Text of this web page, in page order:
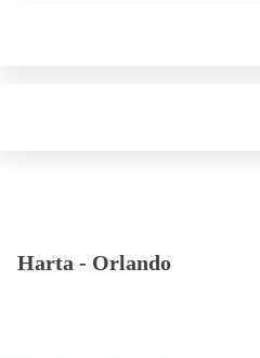
Harta - Orlando